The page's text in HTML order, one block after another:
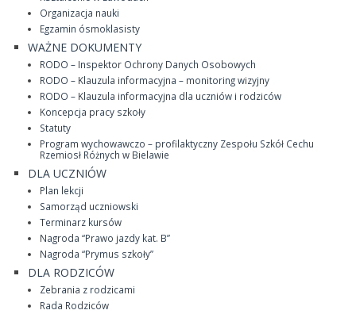
Organizacja nauki
Egzamin ósmoklasisty
WAŻNE DOKUMENTY
RODO – Inspektor Ochrony Danych Osobowych
RODO – Klauzula informacyjna – monitoring wizyjny
RODO – Klauzula informacyjna dla uczniów i rodziców
Koncepcja pracy szkoły
Statuty
Program wychowawczo – profilaktyczny Zespołu Szkół Cechu
Rzemiosł Różnych w Bielawie
DLA UCZNIÓW
Plan lekcji
Samorząd uczniowski
Terminarz kursów
Nagroda “Prawo jazdy kat. B”
Nagroda “Prymus szkoły”
DLA RODZICÓW
Zebrania z rodzicami
Rada Rodziców